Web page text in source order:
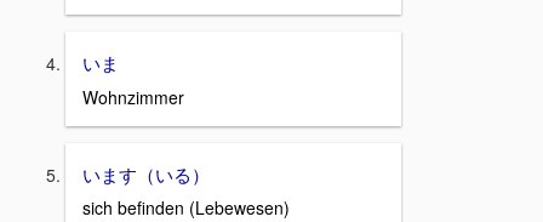
いま
Wohnzimmer
います（いる）
sich befinden (Lebewesen)